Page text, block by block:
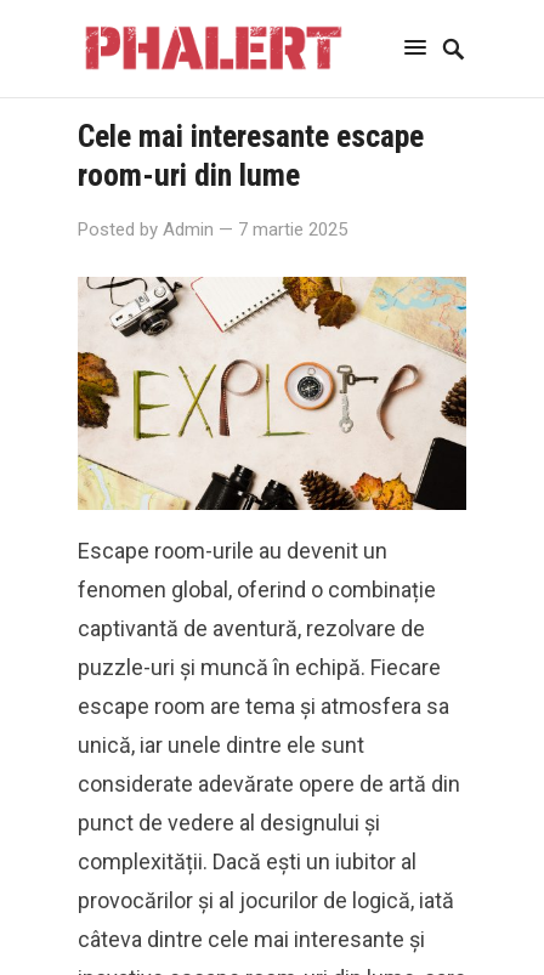
Cele mai interesante escape
room-uri din lume
Posted by Admin — 7 martie 2025
Escape room-urile au devenit un
fenomen global, oferind o combinație
captivantă de aventură, rezolvare de
puzzle-uri și muncă în echipă. Fiecare
escape room are tema și atmosfera sa
unică, iar unele dintre ele sunt
considerate adevărate opere de artă din
punct de vedere al designului și
complexității. Dacă ești un iubitor al
provocărilor și al jocurilor de logică, iată
câteva dintre cele mai interesante și